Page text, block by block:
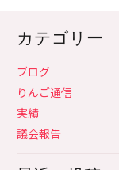
カテゴリー
ブログ
りんご通信
実績
議会報告